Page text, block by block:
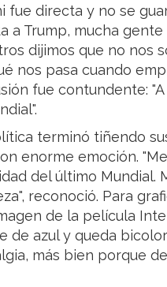
directa y no se
a Trump, mucha
dijimos que no nos
nos pasa cuando
fue contundente:
terminó tiñendo
enorme emoción.
del último Mundial.
reconoció. Para
de la película
de azul y queda
más bien porque